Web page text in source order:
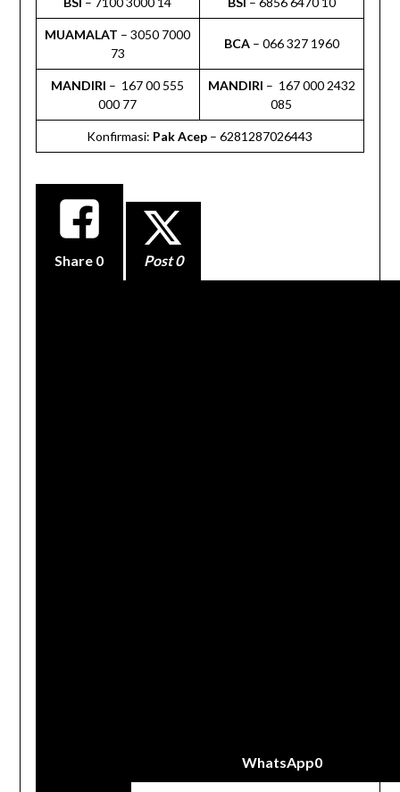
MUAMALAT – 3050 7000
73
BCA– 066 327 1960
MANDIRI – 167 00 555
000 77
MANDIRI – 167 000 2432
085
Konfirmasi: Pak Acep – 6281287026443
Share 0 Post 0
WhatsApp0